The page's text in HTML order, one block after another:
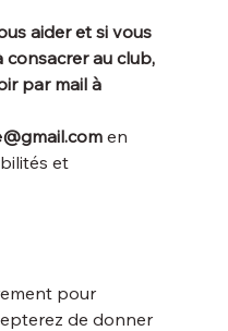
aider et si vous
au club,
par mail à
en
et
pour
de donner